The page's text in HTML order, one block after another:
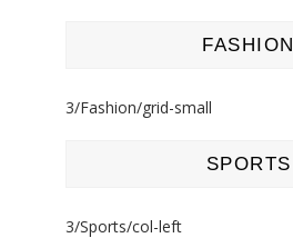
FASHION
3/Fashion/grid-small
SPORTS
3/Sports/col-left